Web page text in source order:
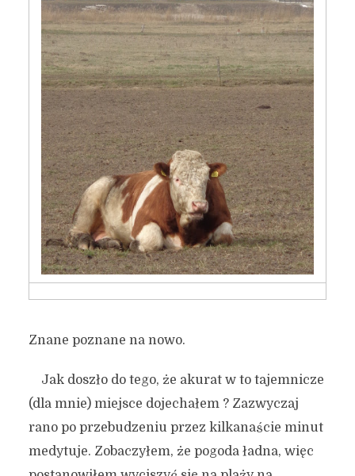
Znane poznane na nowo.
Jak doszło do tego, że akurat w to tajemnicze
(dla mnie) miejsce dojechałem ? Zazwyczaj
rano po przebudzeniu przez kilkanaście minut
medytuje. Zobaczyłem, że pogoda ładna, więc